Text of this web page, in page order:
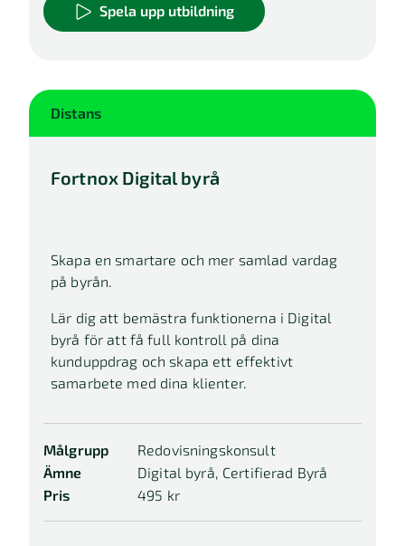
Spela upp utbildning
Distans
Fortnox Digital byrå
Skapa en smartare och mer samlad vardag
på byrån.
Lär dig att bemästra funktionerna i Digital
byrå för att få full kontroll på dina
kunduppdrag och skapa ett effektivt
samarbete med dina klienter.
Målgrupp
Redovisningskonsult
Ämne
Digital byrå, Certifierad Byrå
Pris
495 kr